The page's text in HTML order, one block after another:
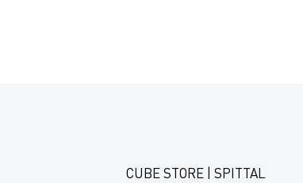
CUBE STORE | SPITTAL